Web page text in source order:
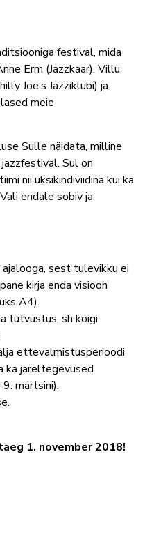
festival, mida
Erm (Jazzkaar), Villu
Joe’s Jazziklubi) ja
meie
Sulle näidata, milline
Sul on
nii üksikindiviidina kui ka
endale sobiv ja
sest tulevikku ei
kirja enda visioon
A4).
tutvustus, sh kõigi
ettevalmistusperioodi
ka järeltegevused
märtsini).
1. november 2018!